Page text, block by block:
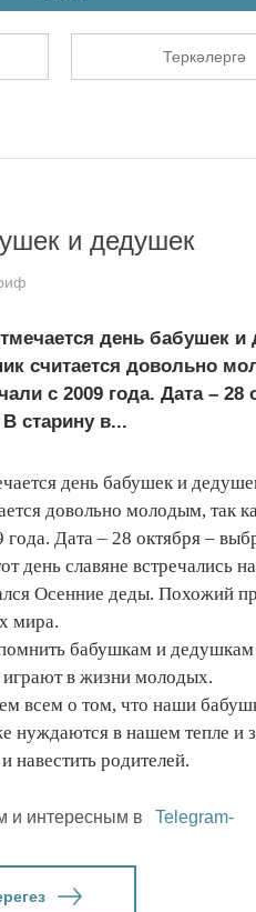
Теркәлергә
и дедушек
день бабушек и
считается довольно
с 2009 года. Дата – 28
старину в...
день бабушек и
довольно молодым, так
года. Дата – 28 октября –
день славяне встречались на
Осенние деды. Похожий
мира.
бабушкам и
в жизни молодых.
всем о том, что наши
нуждаются в нашем тепле и
навестить родителей.
и интересным в
Telegram-